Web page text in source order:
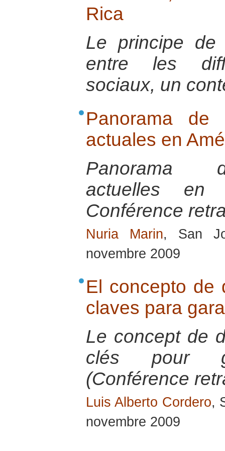
Rica
Le principe de
entre les
sociaux, un
Panorama de
actuales en
Panorama
actuelles en
Conférence
Nuria Marin, San
novembre 2009
El concepto de
claves para
Le concept de
clés pour
(Conférence
Luis Alberto Cordero,
novembre 2009